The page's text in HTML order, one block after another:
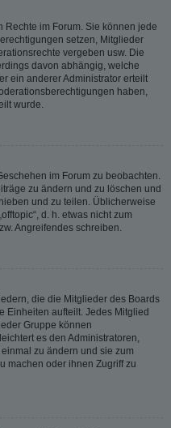
im Forum. Sie können jede
setzen, Mitglieder
vergeben usw. Die
davon abhängig, welche
ein anderer Administrator erteilt
haben,
wurde.
im Forum zu beobachten.
zu ändern und zu löschen und
und zu teilen. Üblicherweise
d. h. etwas nicht zum
Angreifendes schreiben.
die die Mitglieder des Boards
Einheiten aufteilt. Jedes Mitglied
Gruppe können
es den Administratoren,
zu ändern und sie zum
machen oder ihnen Zugriff zu